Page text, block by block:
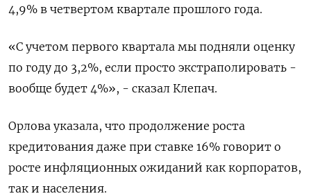
4,9% в четвертом квартале прошлого года.
«С учетом первого квартала мы подняли оценку
по году до 3,2%, если просто экстраполировать -
вообще будет 4%», - сказал Клепач.
Орлова указала, что продолжение роста
кредитования даже при ставке 16% говорит о
росте инфляционных ожиданий как корпоратов,
так и населения.